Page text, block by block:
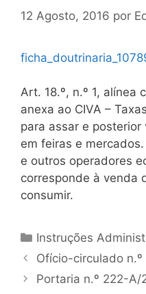
12 Agosto, 2016 por
Art. 18.º, n.º 1, alínea
anexa ao CIVA –
para assar e
em feiras e
e outros operadores
corresponde à venda
consumir.
Categorias
Instruções
Navegação
de
Ofício-circulado
Portaria n.º 222-A/